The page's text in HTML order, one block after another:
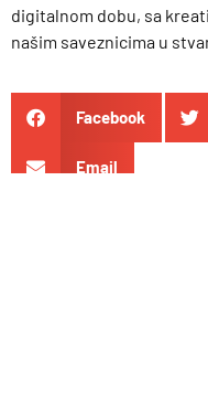
digitalnom dobu, sa
našim saveznicima u
Facebook
Email